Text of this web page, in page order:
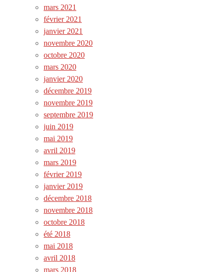
mars 2021
février 2021
janvier 2021
novembre 2020
octobre 2020
mars 2020
janvier 2020
décembre 2019
novembre 2019
septembre 2019
juin 2019
mai 2019
avril 2019
mars 2019
février 2019
janvier 2019
décembre 2018
novembre 2018
octobre 2018
été 2018
mai 2018
avril 2018
mars 2018